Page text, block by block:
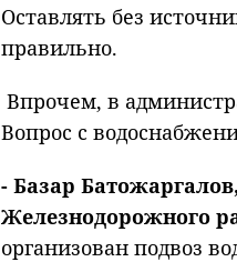
Оставлять без
правильно.
Впрочем, в
Вопрос с
- Базар
Железнодорожного
организован подвоз